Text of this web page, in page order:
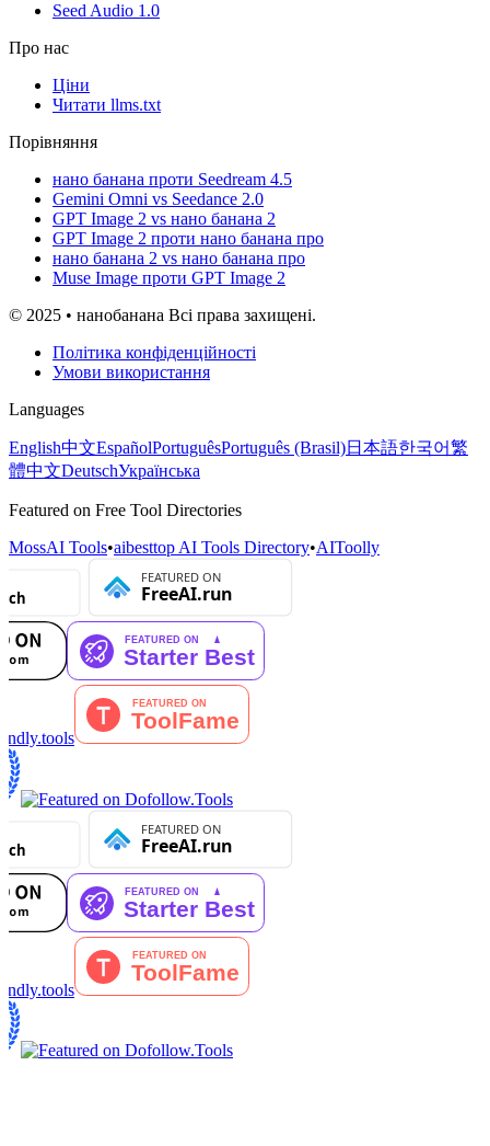
Seed Audio 1.0
Про нас
Ціни
Читати llms.txt
Порівняння
нано банана проти Seedream 4.5
Gemini Omni vs Seedance 2.0
GPT Image 2 vs нано банана 2
GPT Image 2 проти нано банана про
нано банана 2 vs нано банана про
Muse Image проти GPT Image 2
© 2025 • нанобанана Всі права захищені.
Політика конфіденційності
Умови використання
Languages
English中文EspañolPortuguêsPortuguês (Brasil)日本語한국어繁
體中文DeutschУкраїнська
Featured on Free Tool Directories
MossAI Tools•aibesttop AI Tools Directory•AIToolly